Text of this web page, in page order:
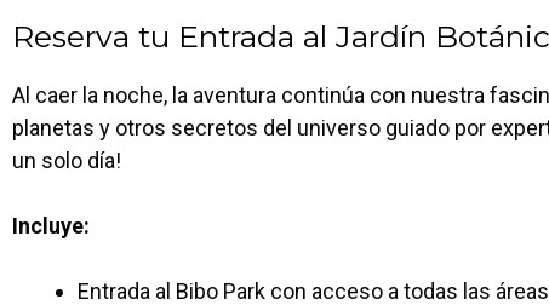
Reserva tu Entrada al Jardín
Al caer la noche, la aventura continúa con nuestra
planetas y otros secretos del universo guiado por
un solo día!
Incluye:
Entrada al Bibo Park con acceso a todas las